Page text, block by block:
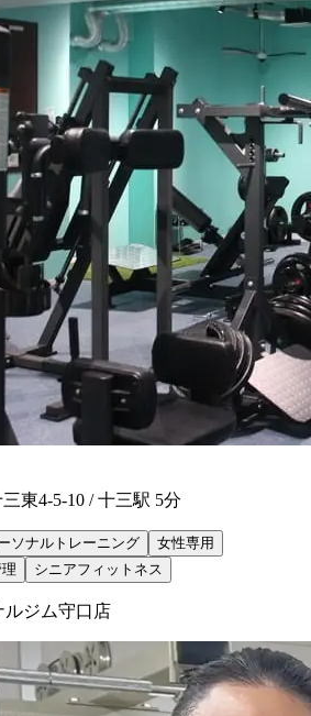
東4-5-10 / 十三駅 5分
ソナルトレーニング
女性専用
シニアフィットネス
ルジム守口店